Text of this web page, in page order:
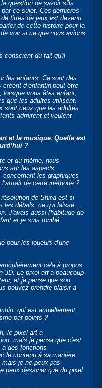
question de savoir s'ils
ce sujet. Ces dernières
titres de jeux est devenu
de cette histoire pour la
voir si ce que nous avions
conscient du fait qu'il
les enfants. Ce sont des
d’enfantin peut être
lorsque vous êtes enfant,
que les adultes utilisent.
sont ceux que les adultes
admirent et veulent
et la musique. Quelle est
?
et du thème, nous
sur les aspects
concernant les graphiques
de cette méthode ?
de Shina est si
les détails, ce qui laisse
J'avais aussi l'habitude de
et je suis tombé
pour les joueurs d'une
cela à propos
3D. Le pixel art a beaucoup
et je pense que son
pouvez prendre plaisir à
qui est actuellement
par points ?
le pixel art a
mais je pense que c'est
a des fonctions
le contenu à sa manière.
je ne peux pas
peux dessiner que du pixel